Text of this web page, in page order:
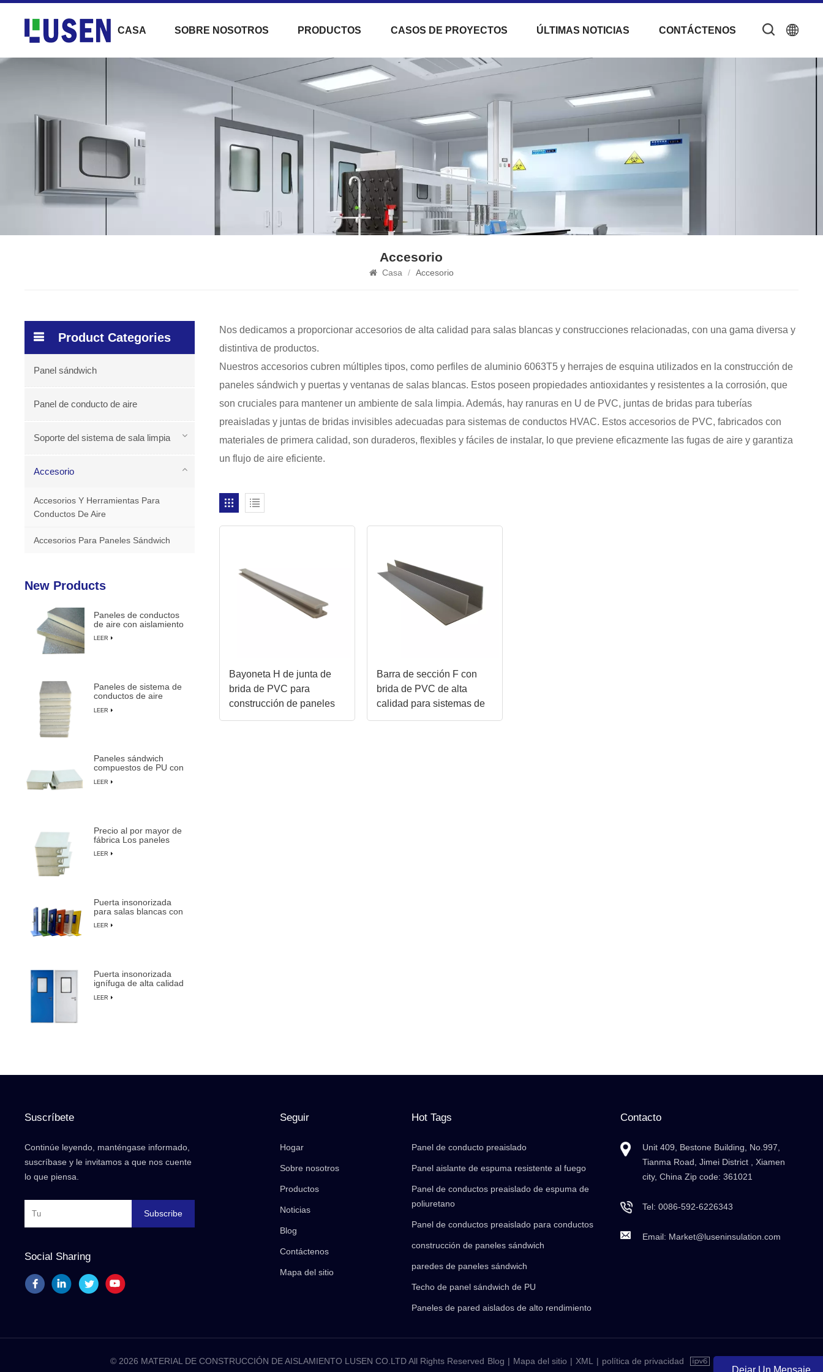
CASA SOBRE NOSOTROS PRODUCTOS CASOS DE PROYECTOS ÚLTIMAS NOTICIAS CONTÁCTENOS
Accesorio
Casa / Accesorio
Nos dedicamos a proporcionar accesorios de alta calidad para salas blancas y construcciones relacionadas, con una gama diversa y
distintiva de productos.
Nuestros accesorios cubren múltiples tipos, como perfiles de aluminio 6063T5 y herrajes de esquina utilizados en la construcción de
paneles sándwich y puertas y ventanas de salas blancas. Estos poseen propiedades antioxidantes y resistentes a la corrosión, que
son cruciales para mantener un ambiente de sala limpia. Además, hay ranuras en U de PVC, juntas de bridas para tuberías
preaisladas y juntas de bridas invisibles adecuadas para sistemas de conductos HVAC. Estos accesorios de PVC, fabricados con
materiales de primera calidad, son duraderos, flexibles y fáciles de instalar, lo que previene eficazmente las fugas de aire y garantiza
un flujo de aire eficiente.
Bayoneta H de junta de
brida de PVC para
construcción de paneles
de conductos
Barra de sección F con
brida de PVC de alta
calidad para sistemas de
conductos HVAC
Product Categories
Panel sándwich
Panel de conducto de aire
Soporte del sistema de sala limpia
Accesorio
Accesorios Y Herramientas Para
Conductos De Aire
Accesorios Para Paneles Sándwich
New Products
Paneles de conductos
de aire con aislamiento
duraderos y livianos
LEER
Paneles de sistema de
conductos de aire
espuma de PU
LEER
Paneles sándwich
compuestos de PU con
impermeables y
LEER
Precio al por mayor de
fábrica Los paneles
más duraderos de
LEER
Puerta insonorizada
para salas blancas con
fabricación de
LEER
Puerta insonorizada
ignífuga de alta calidad
anulación manual
LEER
Suscríbete
Continúe leyendo, manténgase informado,
suscríbase y le invitamos a que nos cuente
lo que piensa.
Subscribe
Social Sharing
Seguir
Hogar
Sobre nosotros
Productos
Noticias
Blog
Contáctenos
Mapa del sitio
Hot Tags
Panel de conducto preaislado
Panel aislante de espuma resistente al fuego
Panel de conductos preaislado de espuma de
poliuretano
Panel de conductos preaislado para conductos
construcción de paneles sándwich
paredes de paneles sándwich
Techo de panel sándwich de PU
Paneles de pared aislados de alto rendimiento
Contacto
Unit 409, Bestone Building, No.997,
Tianma Road, Jimei District , Xiamen
city, China Zip code: 361021
Tel:0086-592-6226343
Email: Market@luseninsulation.com
© 2026 MATERIAL DE CONSTRUCCIÓN DE AISLAMIENTO LUSEN CO.LTD All Rights Reserved Blog | Mapa del sitio | XML | política de privacidad
Dejar Un Mensaje